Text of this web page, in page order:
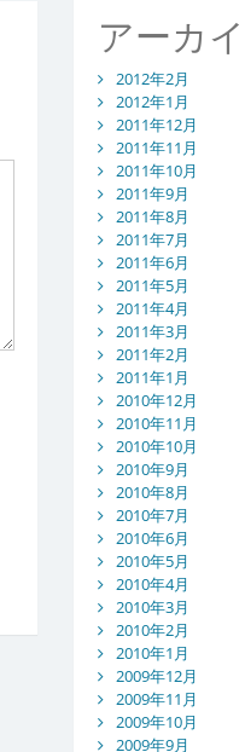
アーカ
2012年2月
2012年1月
2011年12月
2011年11月
2011年10月
2011年9月
2011年8月
2011年7月
2011年6月
2011年5月
2011年4月
2011年3月
2011年2月
2011年1月
2010年12月
2010年11月
2010年10月
2010年9月
2010年8月
2010年7月
2010年6月
2010年5月
2010年4月
2010年3月
2010年2月
2010年1月
2009年12月
2009年11月
2009年10月
2009年9月